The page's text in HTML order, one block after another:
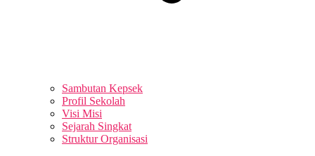
Sambutan Kepsek
Profil Sekolah
Visi Misi
Sejarah Singkat
Struktur Organisasi